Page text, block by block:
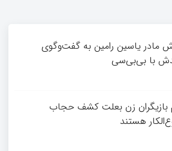
مادر یاسین رامین به گفت‌وگوی
با بی‌بی‌سی
بازیگران زن بعلت کشف حجاب
هستند